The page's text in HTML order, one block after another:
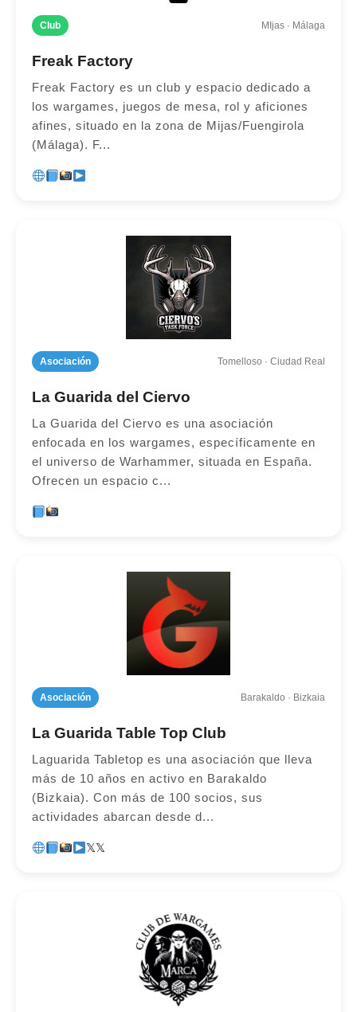
Club MIjas · Málaga
Freak Factory
Freak Factory es un club y espacio dedicado a
los wargames, juegos de mesa, rol y aficiones
afines, situado en la zona de Mijas/Fuengirola
(Málaga). F...
Asociación Tomelloso · Ciudad Real
La Guarida del Ciervo
La Guarida del Ciervo es una asociación
enfocada en los wargames, específicamente en
el universo de Warhammer, situada en España.
Ofrecen un espacio c...
Asociación Barakaldo · Bizkaia
La Guarida Table Top Club
Laguarida Tabletop es una asociación que lleva
más de 10 años en activo en Barakaldo
(Bizkaia). Con más de 100 socios, sus
actividades abarcan desde d...
𝕏𝕏